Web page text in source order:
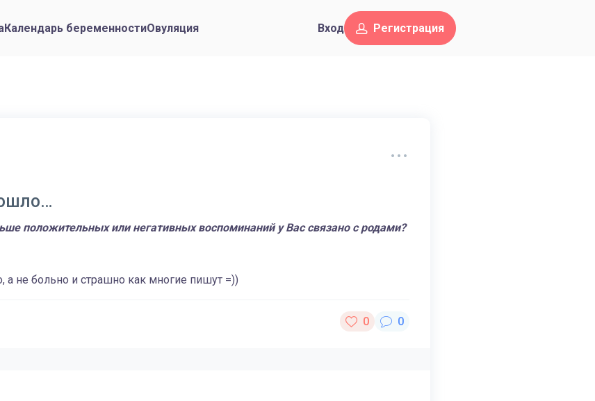
Календарь беременностиОвуляция Вход Регистрация
положительных или негативных воспоминаний у Вас связано с родами?
а не больно и страшно как многие пишут =))